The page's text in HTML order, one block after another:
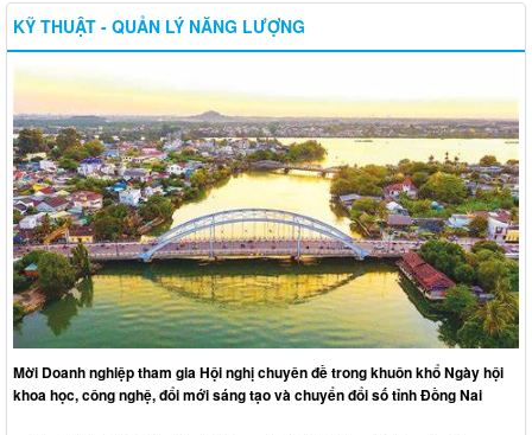
KỸ THUẬT - QUẢN LÝ NĂNG LƯỢNG
Mời Doanh nghiệp tham gia Hội nghị chuyên đề trong khuôn khổ Ngày hội
khoa học, công nghệ, đổi mới sáng tạo và chuyển đổi số tỉnh Đồng Nai